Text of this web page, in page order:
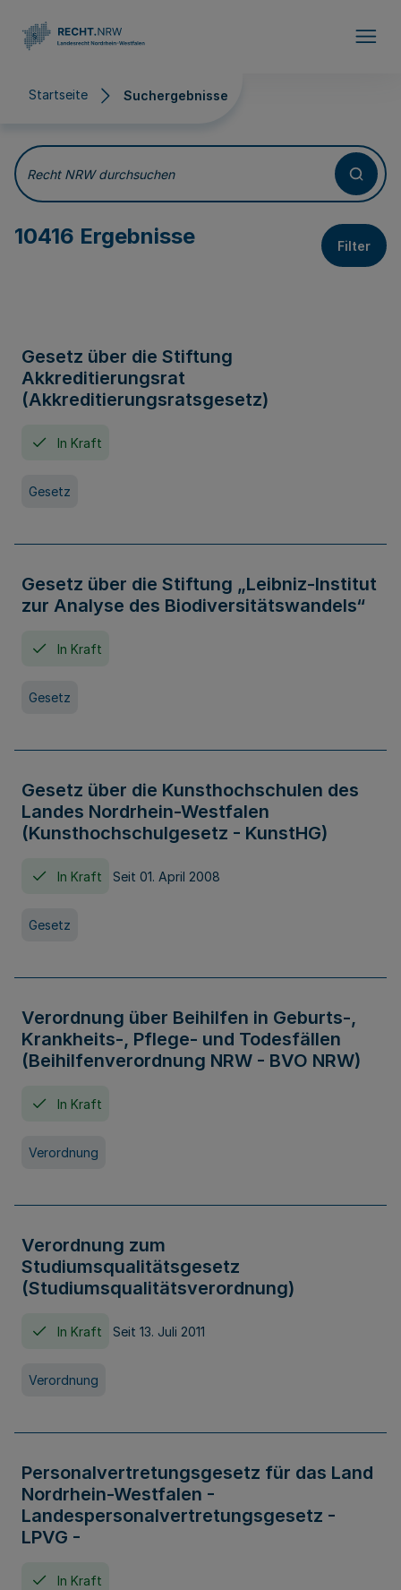
Startseite Suchergebnisse
Suchergebnisse
Recht NRW durchsuchen
10416 Ergebnisse Filter
Gesetz über die Stiftung
Akkreditierungsrat
(Akkreditierungsratsgesetz)
In Kraft
Gesetz
Gesetz über die Stiftung „Leibniz-Institut
zur Analyse des Biodiversitätswandels“
In Kraft
Gesetz
Gesetz über die Kunsthochschulen des
Landes Nordrhein-Westfalen
(Kunsthochschulgesetz - KunstHG)
In Kraft Seit 01. April 2008
Gesetz
Verordnung über Beihilfen in Geburts-,
Krankheits-, Pflege- und Todesfällen
(Beihilfenverordnung NRW - BVO NRW)
In Kraft
Verordnung
Verordnung zum
Studiumsqualitätsgesetz
(Studiumsqualitätsverordnung)
In Kraft Seit 13. Juli 2011
Verordnung
Personalvertretungsgesetz für das Land
Nordrhein-Westfalen -
Landespersonalvertretungsgesetz -
LPVG -
In Kraft